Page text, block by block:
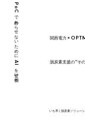
関西電力 ×
脱炭素支援の“そ
いち早く脱炭素ソリュー
PoCで終わらせないために、AIを使い倒せ。